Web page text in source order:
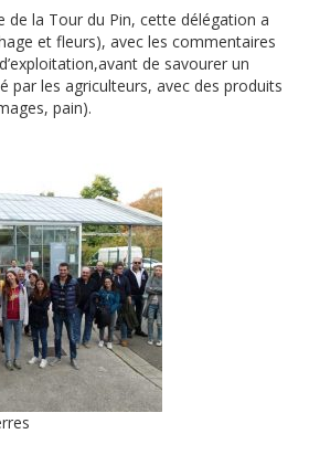
de la Tour du Pin, cette délégation a
et fleurs), avec les commentaires
de savourer un
par les agriculteurs, avec des produits
pain).